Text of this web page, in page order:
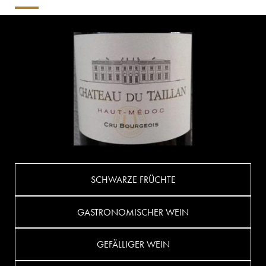
SCHWARZE FRÜCHTE
GASTRONOMISCHER WEIN
GEFÄLLIGER WEIN